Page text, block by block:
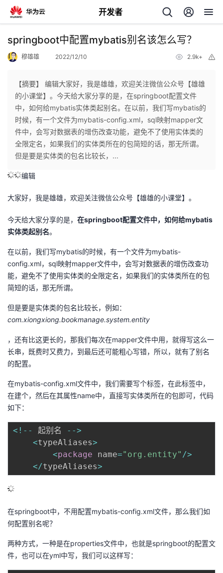
开发者
返
个
人
页
我
开
发
我
的
博
客
我
的
论
坛
我
的
圈
子
我
的
直
播
我
的
活
动
我
的
关
的
开
者
学
堂
我
的
课
程
我
的
认
证
我
的
实
我
的
的
我
支
持
我
的
技
术
支
持
我
的
云
声
建
springboot中配置mybatis别名该怎么写？
穆雄雄 2022/12/10 2.9k+
【摘要】 ​编辑大家好，我是雄雄，欢迎关注微信公众号【雄雄
的小课堂】。今天给大家分享的是，在springboot配置文件
中，如何给mybatis实体类起别名。在以前，我们写mybatis的
时候，有一个文件为mybatis-config.xml，sql映射mapper文
件中，会写对数据表的增伤改查功能，避免不了使用实体类的
全限定名，如果我们的实体类所在的包简短的话，那无所谓。
但是要是实体类的包名比较长，...
​编辑
大家好，我是雄雄，欢迎关注微信公众号【雄雄的小课堂】。
今天给大家分享的是， 在springboot配置文件中，如何给mybatis
实体类起别名。
在以前，我们写mybatis的时候，有一个文件为mybatis-
config.xml，sql映射mapper文件中，会写对数据表的增伤改查功
能，避免不了使用实体类的全限定名，如果我们的实体类所在的包
简短的话，那无所谓。
但是要是实体类的包名比较长，例如：
com.xiongxiong.bookmanage.system.entity
，还有比这更长的，那我们每次在mapper文件中用，就得写这么一
长串，既费时又费力，到最后还可能粗心写错，所以，就有了别名
的配置。
在mybatis-config.xml文件中，我们需要写个标签，在此标签中，
在建个，然后在其属性name中，直接写实体类所在的包即可，代码
如下：
< ! -- 起别名 -->
<typeAliases>
<package name="org.entity" />
</typeAliases>
在springboot中，不用配置mybatis-config.xml文件，那么我们如
何配置别名呢？
两种方式，一种是在properties文件中，也就是springboot的配置文
件，也可以在yml中写，我们可以这样写：